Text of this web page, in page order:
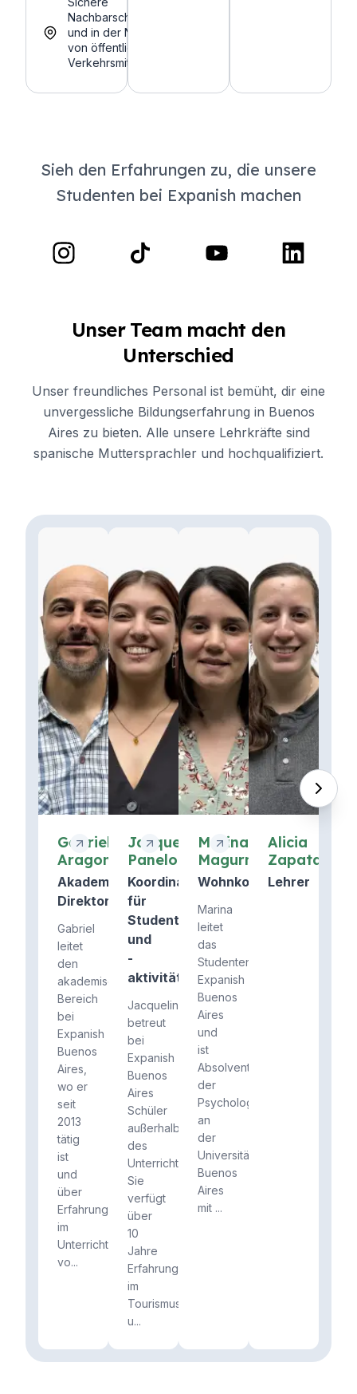
Nachbarschaften
und in der Nähe
von öffentlichen
Verkehrsmitteln.
Sieh den Erfahrungen zu, die unsere
Studenten bei Expanish machen
Unser Team macht den
Unterschied
Unser freundliches Personal ist bemüht, dir eine
unvergessliche Bildungserfahrung in Buenos
Aires zu bieten. Alle unsere Lehrkräfte sind
spanische Muttersprachler und hochqualifiziert.
Gabriel
Aragona
Akademischer
Direktor
Gabriel
leitet
den
akademischen
Bereich
bei
Expanish
Buenos
Aires,
wo er
seit
2013
tätig
ist
und
über
Erfahrung
im
Unterrichten
vo...
Jacqueline
Panelo
Koordinator/in
für
Studentenangelegenheiten
und
-
aktivitäten
Jacqueline
betreut
bei
Expanish
Buenos
Aires
Schüler
außerhalb
des
Unterrichts.
Sie
verfügt
über
10
Jahre
Erfahrung
im
Tourismus
u...
Marina
Magurno
Wohnkoordinator
Marina
leitet
das
Studentenwohnheim
Expanish
Buenos
Aires
und
ist
Absolventin
der
Psychologie
an
der
Universität
Buenos
Aires
mit ...
Alicia
Zapata
Lehrer